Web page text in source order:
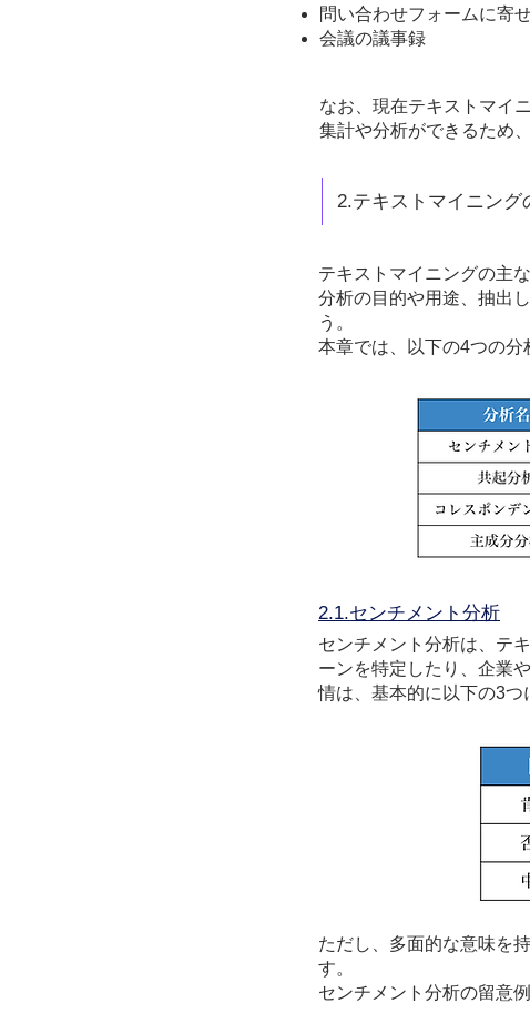
問い合わせフォームに寄
会議の議事録
なお、現在テキストマイ
集計や分析ができるため
2.テキストマイニング
テキストマイニングの主
分析の目的や用途、抽出
う。
本章では、以下の4つの分
2.1.センチメント分析
センチメント分析は、テ
ーンを特定したり、企業
情は、基本的に以下の3つ
ただし、多面的な意味を
す。
センチメント分析の留意